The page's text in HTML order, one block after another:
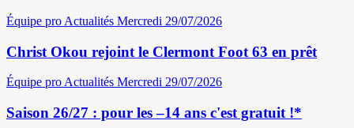
Équipe pro Actualités Mercredi 29/07/2026
Christ Okou rejoint le Clermont Foot 63 en prêt
Équipe pro Actualités Mercredi 29/07/2026
Saison 26/27 : pour les –14 ans c'est gratuit !*